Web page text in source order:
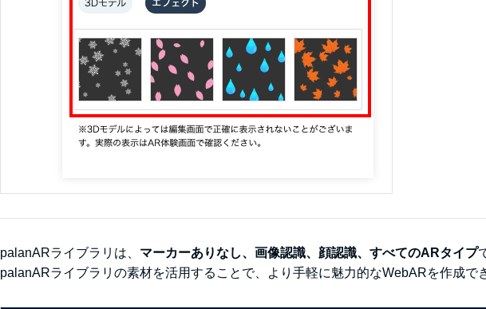
palanARライブラリは、 マーカーありなし、画像認識、顔認識、すべてのARタイプ
palanARライブラリの素材を活用することで、より手軽に魅力的なWebARを作成で